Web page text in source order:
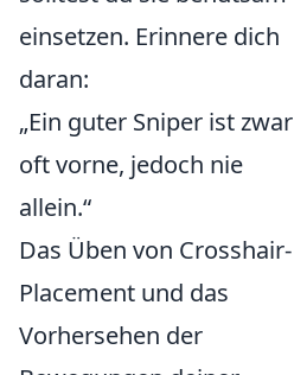
einsetzen. Erinnere dich
daran:
„Ein guter Sniper ist zwar
oft vorne, jedoch nie
allein.“
Das Üben von Crosshair-
Placement und das
Vorhersehen der